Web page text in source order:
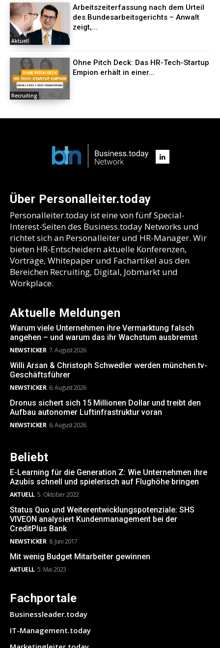
Aktuell
Arbeitszeiterfassung nach dem Urteil
des Bundesarbeitsgerichts – Anwalt
zeigt,...
Recruiting
Ohne Pitch Deck: Das HR-Tech-Startup
Empion erhält in einer...
Über Personalleiter.today
Personalleiter.today ist eine von fünf Special-
Interest-Seiten des Business.today Networks und
richtet sich an Personalleiter und HR-Manager. Wir
bieten HR-Entscheidern aktuelle Konferenzen,
Vorträge, Whitepaper und Fachartikel aus den
Bereichen Recruiting, Digital, Jobmarkt und
Workplace.
Aktuelle Meldungen
Warum viele Unternehmen ihre Vermarktung falsch
angehen – und warum das ihr Wachstum ausbremst
NEWSTICKER 7. August 2026
Willi Arsan & Christoph Schwedler werden münchen.tv-
Geschäftsführer
NEWSTICKER 6. August 2026
Dronus sichert sich 15 Millionen Dollar und treibt den
Aufbau autonomer Luftinfrastruktur voran
NEWSTICKER 6. August 2026
Beliebt
E-Learning für die Generation Z: Wie Unternehmen ihre
Azubis schnell und spielerisch auf Flughöhe bringen
AKTUELL 5. Oktober 2022
Status Quo und Weiterentwicklungspotenziale: SHS
VIVEON analysiert Kundenmanagement bei der
CreditPlus Bank
NEWSTICKER 8. Juni 2017
Mit wenig Budget Mitarbeiter gewinnen
AKTUELL 5. Mai 2023
Fachportale
Businessleader.today
IT-Management.today